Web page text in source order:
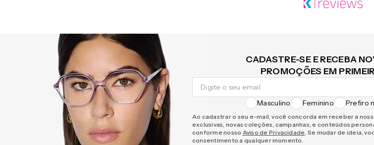
CADASTRE-SE E RECEBA
PROMOÇÕES EM
Masculino Feminino Prefiro
Ao cadastrar o seu e-mail, você concorda em receber a
exclusivas, novas coleções, campanhas, e conteúdos
conforme nosso Aviso de Privacidade. Se mudar de ideia,
consentimento a qualquer momento.